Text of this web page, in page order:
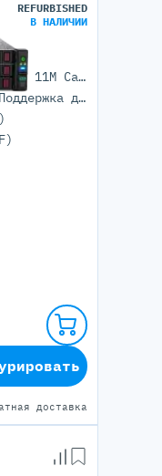
REFURBISHED
В НАЛИЧИИ
1x Intel Xeon Bronze 3106 (8C 11M Cache 1.70 GHz)
16GB DDR4 RDIMM 2666MHz (Поддержка до 3TB максимально, 24 DIMM портов)
доставка